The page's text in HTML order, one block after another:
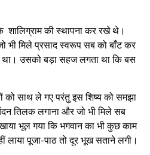
शालिग्राम की स्थापना कर रखे थे।
भी मिले प्रसाद स्वरूप सब को बाँट कर
था। उसको बड़ा सहज लगता था कि बस
को साथ ले गए परंतु इस शिष्य को समझा
तिलक लगाना और जो भी मिले सब
भूल गया कि भगवान का भी कुछ काम
लाया पूजा-पाठ तो दूर भूख सताने लगी।